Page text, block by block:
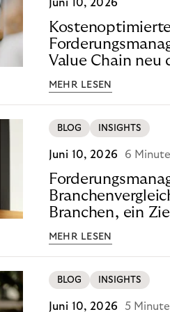
Juni 10, 2026
Value Chain neu
MEHR LESEN
BLOG INSIGHTS
Juni 10, 2026 6
Branchen, ein Ziel
MEHR LESEN
BLOG INSIGHTS
Juni 10, 2026 5